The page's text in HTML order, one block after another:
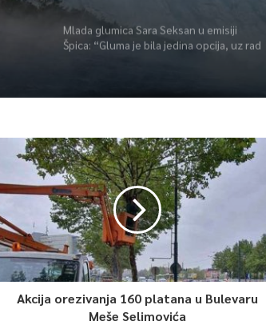
Mlada glumica Sara Seksan u emisiji
Špica: “Gluma je bila jedina opcija, uz rad
Akcija orezivanja 160 platana u Bulevaru
Meše Selimovića